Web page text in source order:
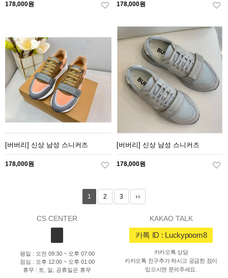
178,000원 178,000원
[버버리] 신상 남성 스니커즈
178,000원
[버버리] 신상 남성 스니커즈
178,000원
1 2 3
CS CENTER
평일 : 오전 09:30 ~ 오후 07:00
점심 : 오후 12:00 ~ 오후 01:00
휴무 : 토, 일, 공휴일은 휴무
KAKAO TALK
카톡 ID : Luckypoom8
카카오톡 상담
카카오톡 친구추가 하시고 궁금한 점이
있으시면 문의주세요.